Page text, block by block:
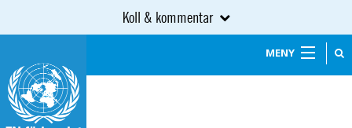
Koll & kommentar
MENY